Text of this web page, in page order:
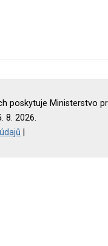
poskytuje Ministerstvo
8. 2026.